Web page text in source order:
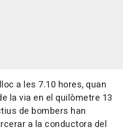
a les 7.10 hores, quan
la via en el quilòmetre 13
de bombers han
a la conductora del